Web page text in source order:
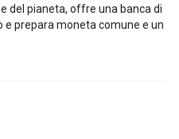
del pianeta, offre una banca di
prepara moneta comune e un